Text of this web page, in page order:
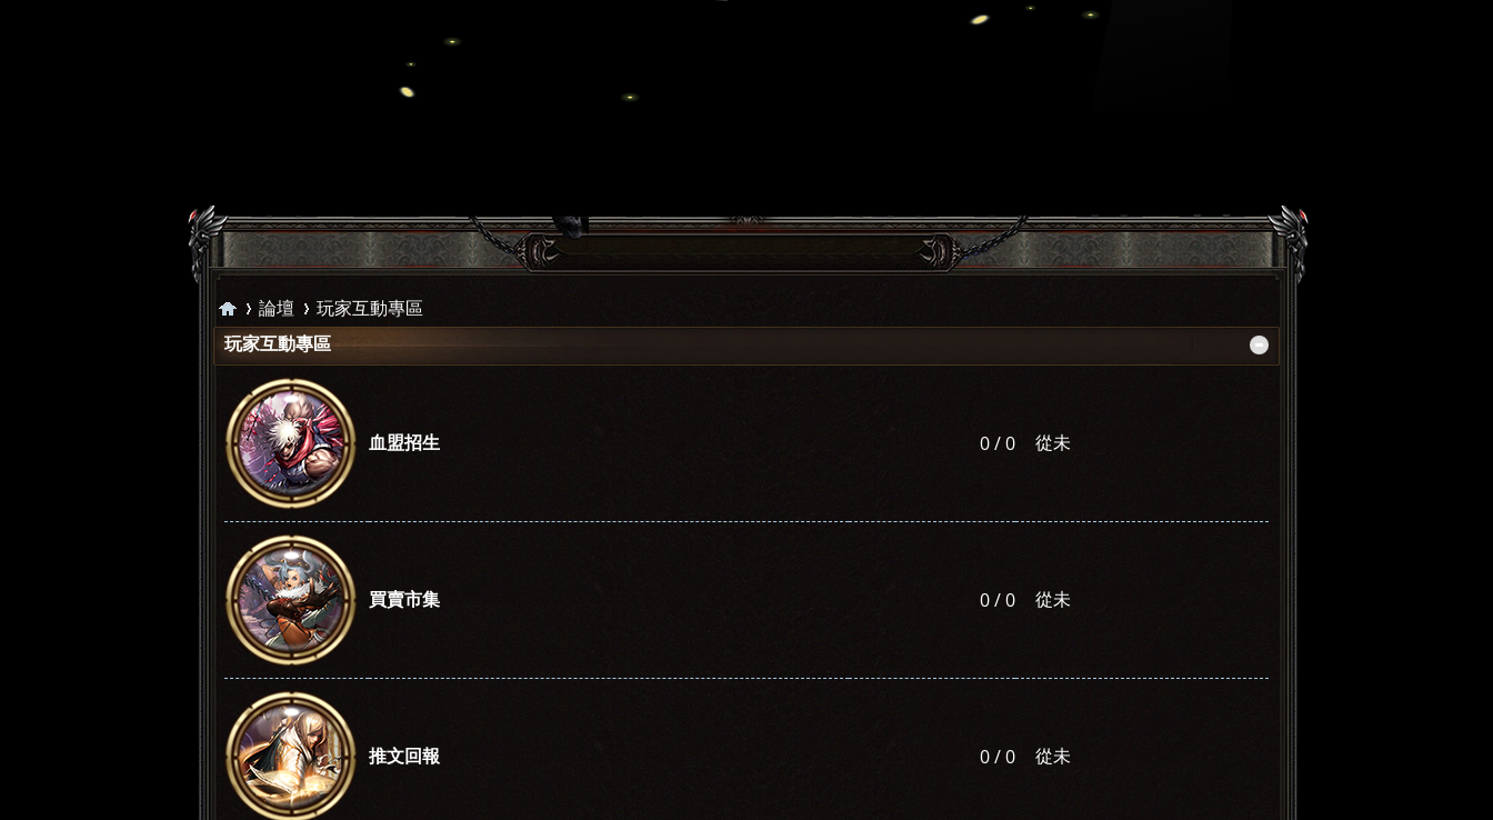
»
論壇
›
玩家互動專區
玩家互動專區
血盟招生 0/ 0 從未
買賣市集 0/ 0 從未
推文回報 0/ 0 從未